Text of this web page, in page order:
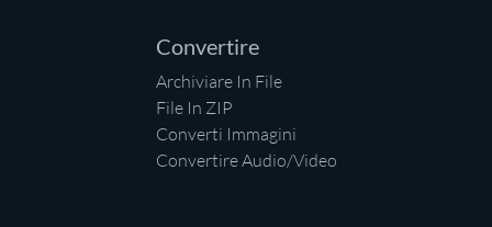
Convertire
Archiviare In File
File In ZIP
Converti Immagini
Convertire Audio/Video